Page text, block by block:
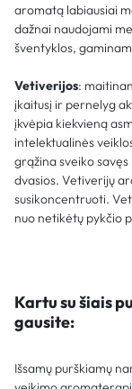
aromatą labiausiai
dažnai naudojami
šventyklos,
Vetiverijos:
įkaitusį ir pernelyg
įkvėpia kiekvieną
intelektualinės
grąžina sveiko
dvasios. Vetiverijų
susikoncentruoti.
nuo netikėtų pykčio
Kartu su šiais
gausite:
Išsamų purškiamų